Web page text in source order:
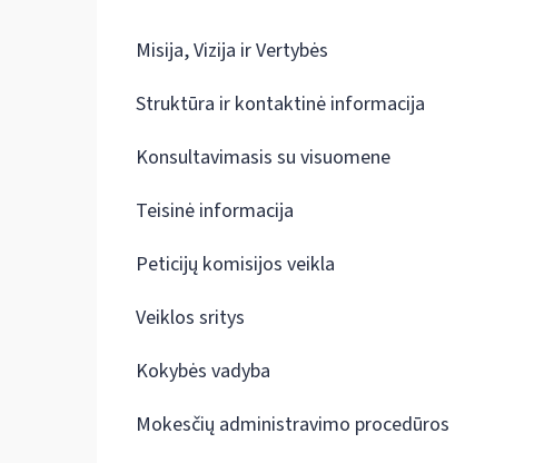
Misija, Vizija ir Vertybės
Struktūra ir kontaktinė informacija
Konsultavimasis su visuomene
Teisinė informacija
Peticijų komisijos veikla
Veiklos sritys
Kokybės vadyba
Mokesčių administravimo procedūros